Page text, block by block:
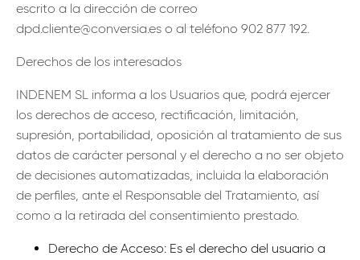
escrito a la dirección de correo
dpd.cliente@conversia.es o al teléfono 902 877 192.
Derechos de los interesados
INDENEM SL informa a los Usuarios que, podrá ejercer
los derechos de acceso, rectificación, limitación,
supresión, portabilidad, oposición al tratamiento de sus
datos de carácter personal y el derecho a no ser objeto
de decisiones automatizadas, incluida la elaboración
de perfiles, ante el Responsable del Tratamiento, así
como a la retirada del consentimiento prestado.
Derecho de Acceso: Es el derecho del usuario a